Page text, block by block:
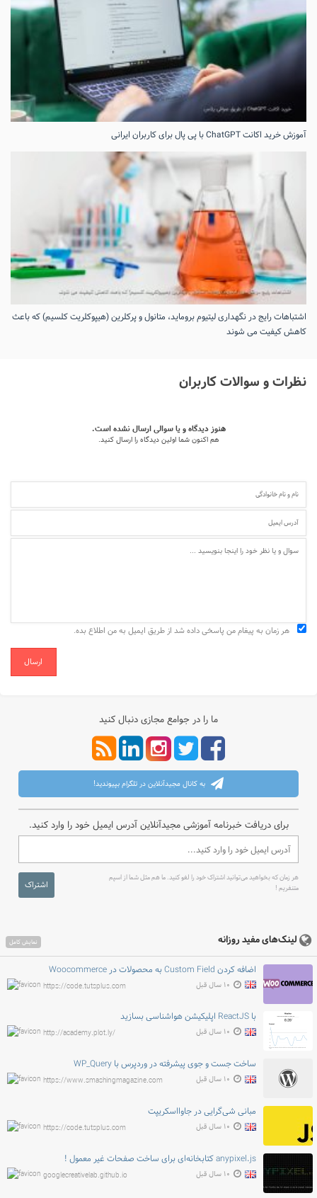
آموزش خرید اکانت ChatGPT با پی پال برای کاربران ایرانی
اشتباهات رایج در نگهداری لیتیوم بروماید، متانول و پرکلرین (هیپوکلریت کلسیم) که باعث
کاهش کیفیت می‌ شوند
نظرات و سوالات کاربران
هنوز دیدگاه و یا سوالی ارسال نشده است.
هم اکنون شما اولین دیدگاه را ارسال کنید.
هر زمان به پیغام من پاسخی داده شد از طریق ایمیل به من اطلاع بده.
ارسال
ما را در جوامع مجازی دنبال کنید
به کانال مجیدآنلاین در تلگرام بپیوندید!
برای دریافت خبرنامه آموزشی مجیدآنلاین آدرس ایمیل خود را وارد کنید.
هر زمان که بخواهید می‌توانید اشتراک خود را لغو کنید. ما هم مثل شما از اسپم
متنفریم !
اشتراک
لینک‌های مفید روزانه نمایش کامل
اضافه کردن Custom Field به محصولات در Woocommerce
https://code.tutsplus.com ۱۰ سال قبل
با ReactJS اپلیکیشن هواشناسی بسازید
http://academy.plot.ly/ ۱۰ سال قبل
ساخت جست و جوی پیشرفته در وردپرس با WP_Query
https://www.smashingmagazine.com ۱۰ سال قبل
مبانی شی‌گرایی در جاوااسکریپت
https://code.tutsplus.com ۱۰ سال قبل
anypixel.js کتابخانه‌ای برای ساخت صفحات غیر معمول !
googlecreativelab.github.io ۱۰ سال قبل